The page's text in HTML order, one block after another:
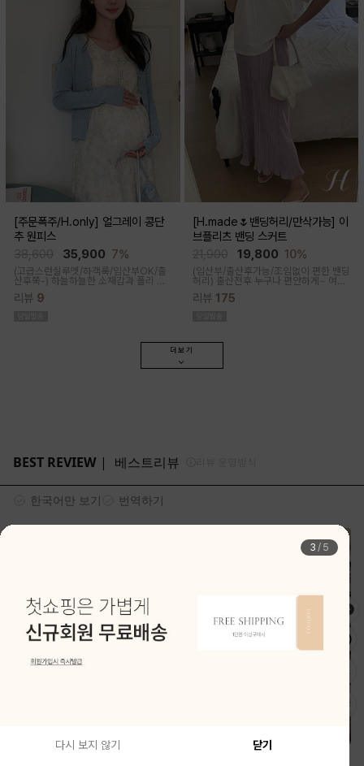
[주문폭주/H.only] 얼그레이 콩단
추 원피스
35,900 7%
(고급스런실루엣/하객룩/임산부OK/출
산후쭉-) 하늘하늘한 소재감과 폴리 원
단의 부드러운 터치감으로 걸을때마다
우아하고 A라인으로 롱하게 떨어지는
리뷰 9
[H.made🌷밴딩허리/만삭가능] 이
브플리츠 밴딩 스커트
19,800 10%
(임산부/출산후가능/조임없이 편한 밴딩
허리) 출산전후 누구나 편안하게~ 여성
스러운 라인, 피부에 닿는 촉감이 부드러
운 플리츠 스커트
리뷰 175
더보기
4 / 5
다시 보지 않기 닫기